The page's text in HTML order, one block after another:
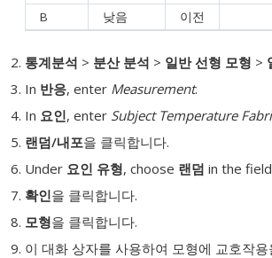
B
낮음 이전
통계분석 > 분산 분석 > 일반 선형 모형 >
In 반응, enter Measurement.
In 요인, enter Subject Temperature
랜덤/내포을 클릭합니다.
Under 요인 유형, choose 랜덤 in the
확인을 클릭합니다.
모형을 클릭합니다.
이 대화 상자를 사용하여 모형에 교호작